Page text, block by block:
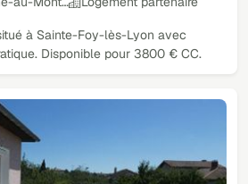
à Sainte-Foy-lès-Lyon avec
Disponible pour 3800 € CC.